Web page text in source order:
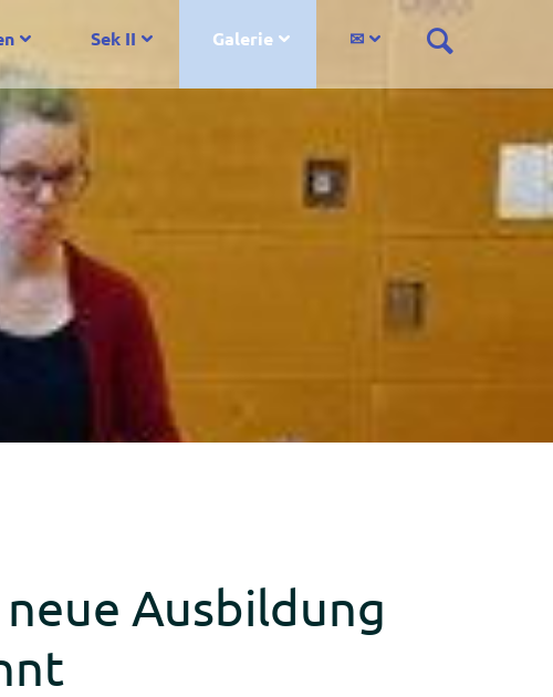
Sek II Galerie ✉
Ausbildung